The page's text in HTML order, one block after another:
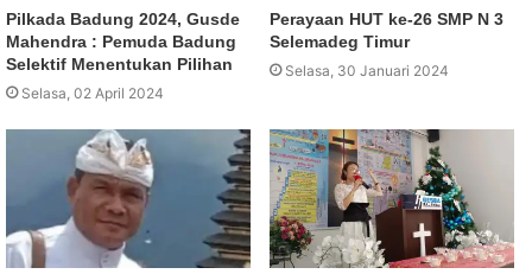
Pilkada Badung 2024, Gusde
Mahendra : Pemuda Badung
Selektif Menentukan Pilihan
Selasa, 02 April 2024
Perayaan HUT ke-26 SMP N 3
Selemadeg Timur
Selasa, 30 Januari 2024